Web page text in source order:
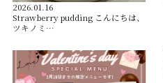
2026.01.16
Strawberry pudding こんにちは、
ツキノミ…